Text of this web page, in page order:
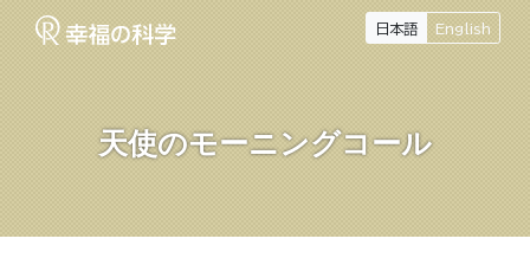
日本語 English
天使のモーニングコール